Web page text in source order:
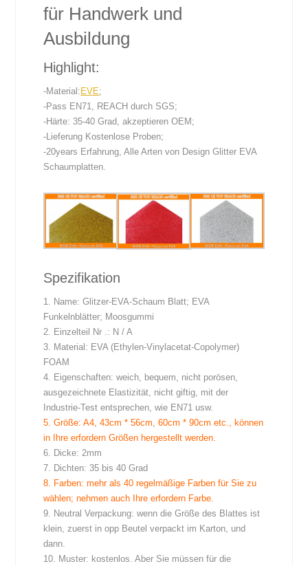
für Handwerk und
Ausbildung
Highlight:
-Material:EVE;
-Pass EN71, REACH durch SGS;
-Härte: 35-40 Grad, akzeptieren OEM;
-Lieferung Kostenlose Proben;
-20years Erfahrung, Alle Arten von Design Glitter EVA
Schaumplatten.
Spezifikation
1. Name: Glitzer-EVA-Schaum Blatt; EVA
Funkelnblätter; Moosgummi
2. Einzelteil Nr .: N / A
3. Material: EVA (Ethylen-Vinylacetat-Copolymer)
FOAM
4. Eigenschaften: weich, bequem, nicht porösen,
ausgezeichnete Elastizität, nicht giftig, mit der
Industrie-Test entsprechen, wie EN71 usw.
5. Größe: A4, 43cm * 56cm, 60cm * 90cm etc., können
in Ihre erfordern Größen hergestellt werden.
6. Dicke: 2mm
7. Dichten: 35 bis 40 Grad
8. Farben: mehr als 40 regelmäßige Farben für Sie zu
wählen; nehmen auch Ihre erfordern Farbe.
9. Neutral Verpackung: wenn die Größe des Blattes ist
klein, zuerst in opp Beutel verpackt im Karton, und
dann.
10. Muster: kostenlos. Aber Sie müssen für die